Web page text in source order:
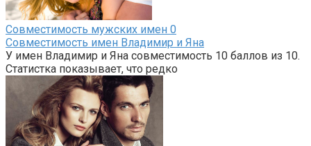
Совместимость мужских имен 0
Совместимость имен Владимир и Яна
У имен Владимир и Яна совместимость 10 баллов из 10.
Статистка показывает, что редко